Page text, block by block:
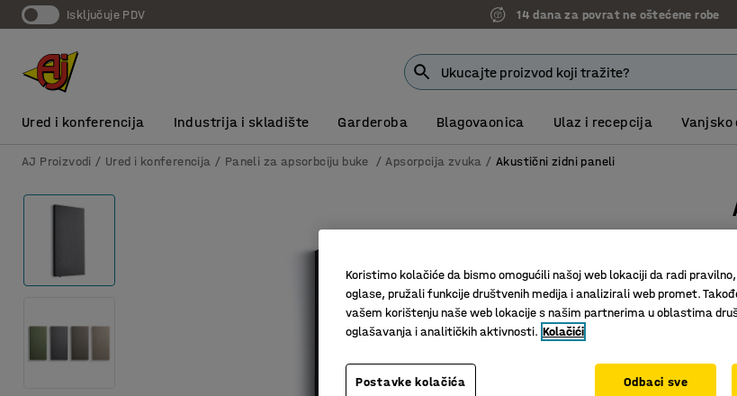
Isključuje PDV 14 dana za povrat ne oštećene robe
Ured i konferencija Industrija i skladište Garderoba Blagovaonica Ulaz i recepcija Vanjsko
AJ Proizvodi Ured i konferencija Paneli za apsorbciju buke Apsorpcija zvuka Akustični zidni paneli
Koristimo kolačiće da bismo omogućili našoj web lokaciji da radi
oglase, pružali funkcije društvenih medija i analizirali web promet.
vašem korištenju naše web lokacije s našim partnerima u oblastima
oglašavanja i analitičkih aktivnosti. Kolačići
Postavke kolačića Odbaci sve